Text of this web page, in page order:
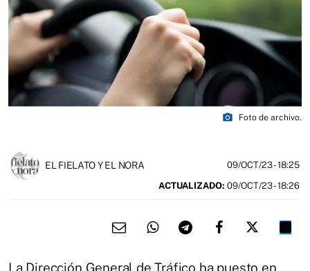
photo_camera Foto de archivo.
EL FIELATO Y EL NORA 09/OCT/23- 18:25
ACTUALIZADO: 09/OCT/23 - 18:26
La Dirección General de Tráfico ha puesto en